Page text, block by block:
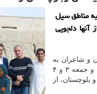
مناطق سیل
دلجویی
و شاعران به
همت بنیاد شعر و ادبیات داستانی، طی روزهای پنج شنبه و جمعه ۳ و ۴
از